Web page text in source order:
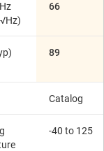
66
89
Catalog
-40 to 125